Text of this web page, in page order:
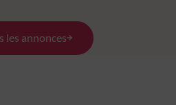
les annonces